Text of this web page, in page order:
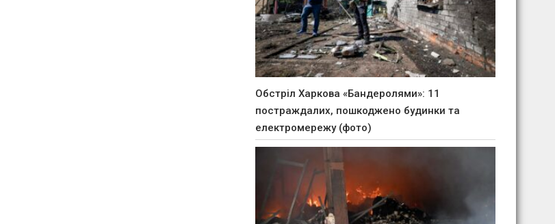
Обстріл Харкова «Бандеролями»: 11
постраждалих, пошкоджено будинки та
електромережу (фото)